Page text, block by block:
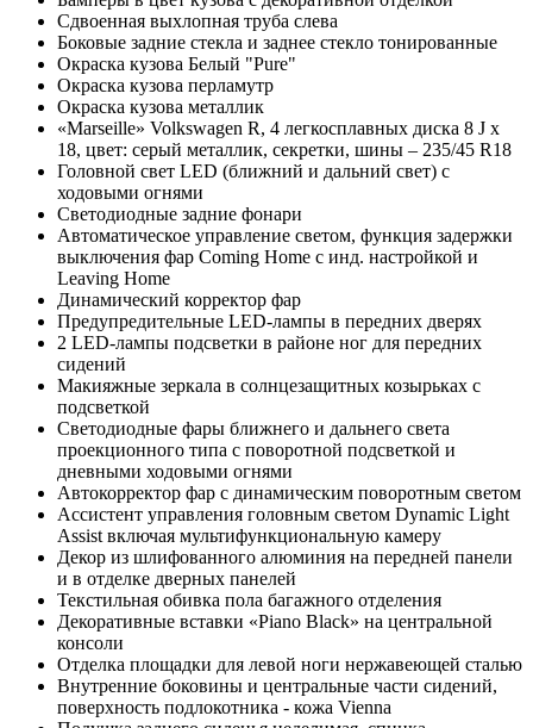
Сдвоенная выхлопная труба слева
Боковые задние стекла и заднее стекло тонированные
Окраска кузова Белый "Pure"
Окраска кузова перламутр
Окраска кузова металлик
«Marseille» Volkswagen R, 4 легкосплавных диска 8 J x
18, цвет: серый металлик, секретки, шины – 235/45 R18
Головной свет LED (ближний и дальний свет) с
ходовыми огнями
Светодиодные задние фонари
Автоматическое управление светом, функция задержки
выключения фар Coming Home с инд. настройкой и
Leaving Home
Динамический корректор фар
Предупредительные LED-лампы в передних дверях
2 LED-лампы подсветки в районе ног для передних
сидений
Макияжные зеркала в солнцезащитных козырьках с
подсветкой
Светодиодные фары ближнего и дальнего света
проекционного типа с поворотной подсветкой и
дневными ходовыми огнями
Автокорректор фар с динамическим поворотным светом
Ассистент управления головным светом Dynamic Light
Assist включая мультифункциональную камеру
Декор из шлифованного алюминия на передней панели
и в отделке дверных панелей
Текстильная обивка пола багажного отделения
Декоративные вставки «Piano Black» на центральной
консоли
Отделка площадки для левой ноги нержавеющей сталью
Внутренние боковины и центральные части сидений,
поверхность подлокотника - кожа Vienna